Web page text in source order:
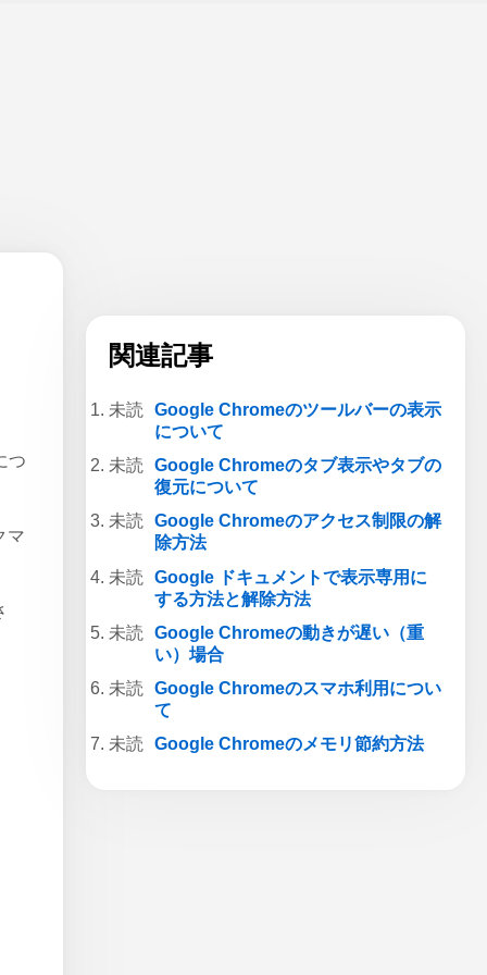
つ
マ
関連記事
Google Chromeのツールバーの表示
について
Google Chromeのタブ表示やタブの
復元について
Google Chromeのアクセス制限の解
除方法
Google ドキュメントで表示専用に
する方法と解除方法
Google Chromeの動きが遅い（重
い）場合
Google Chromeのスマホ利用につい
て
Google Chromeのメモリ節約方法